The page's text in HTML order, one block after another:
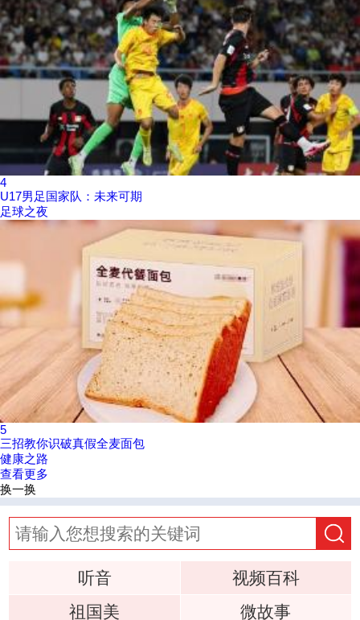
4
U17男足国家队：未来可期
足球之夜
5
三招教你识破真假全麦面包
健康之路
查看更多
换一换
听音
视频百科
祖国美
微故事